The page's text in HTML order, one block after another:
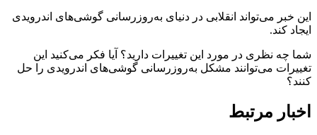
این خبر می‌تواند انقلابی در دنیای به‌روزرسانی گوشی‌های اندرویدی
ایجاد کند.
شما چه نظری در مورد این تغییرات دارید؟ آیا فکر می‌کنید این
تغییرات می‌توانند مشکل به‌روزرسانی گوشی‌های اندرویدی را حل
کنند؟
اخبار مرتبط